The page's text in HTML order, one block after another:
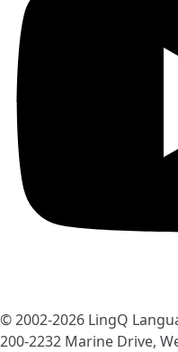
© 2002-2026 LingQ
200-2232 Marine Drive,